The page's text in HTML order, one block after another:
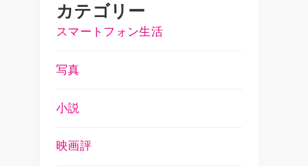
カテゴリー
スマートフォン生活
写真
小説
映画評